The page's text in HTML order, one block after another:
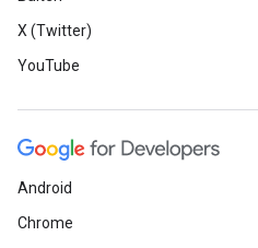
X (Twitter)
YouTube
Android
Chrome